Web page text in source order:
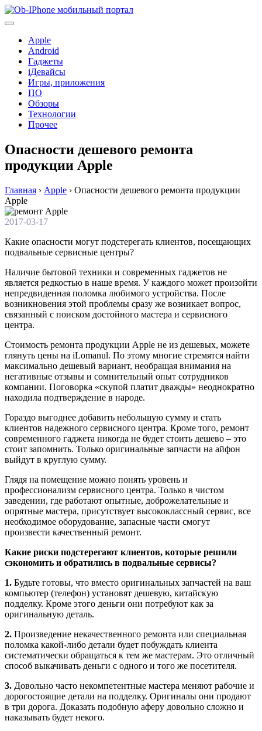
Перейти
к
Apple
Android
Гаджеты
iДевайсы
Игры, приложения
ПО
Обзоры
Технологии
Прочее
Опасности дешевого ремонта
продукции Apple
Главная › Apple › Опасности дешевого ремонта продукции
Apple
2017-03-17
Какие опасности могут подстерегать клиентов, посещающих
подвальные сервисные центры?
Наличие бытовой техники и современных гаджетов не
является редкостью в наше время. У каждого может произойти
непредвиденная поломка любимого устройства. После
возникновения этой проблемы сразу же возникает вопрос,
связанный с поиском достойного мастера и сервисного
центра.
Стоимость ремонта продукции Apple не из дешевых, можете
глянуть цены на iLomanul. По этому многие стремятся найти
максимально дешевый вариант, необращая внимания на
негативные отзывы и сомнительный опыт сотрудников
компании. Поговорка «скупой платит дважды» неоднократно
находила подтверждение в народе.
Гораздо выгоднее добавить небольшую сумму и стать
клиентов надежного сервисного центра. Кроме того, ремонт
современного гаджета никогда не будет стоить дешево – это
стоит запомнить. Только оригинальные запчасти на айфон
выйдут в круглую сумму.
Глядя на помещение можно понять уровень и
профессионализм сервисного центра. Только в чистом
заведении, где работают опытные, доброжелательные и
опрятные мастера, присутствует высококлассный сервис, все
необходимое оборудование, запасные части смогут
произвести качественный ремонт.
Какие риски подстерегают клиентов, которые решили
сэкономить и обратились в подвальные сервисы?
1. Будьте готовы, что вместо оригинальных запчастей на ваш
компьютер (телефон) установят дешевую, китайскую
подделку. Кроме этого деньги они потребуют как за
оригинальную деталь.
2. Произведение некачественного ремонта или специальная
поломка какой-либо детали будет побуждать клиента
систематически обращаться к тем же мастерам. Это отличный
способ выкачивать деньги с одного и того же посетителя.
3. Довольно часто некомпетентные мастера меняют рабочие и
дорогостоящие детали на подделку. Оригиналы они продают
в три дорога. Доказать подобную аферу довольно сложно и
наказывать будет некого.